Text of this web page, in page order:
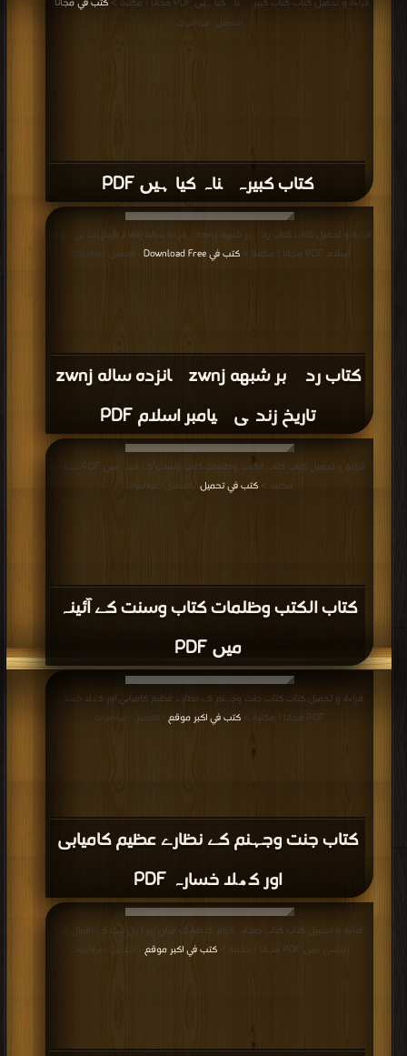
كتاب کبیرہ گناہ کیا ہیں PDF
التحميل : مرة/مرات
كتاب ردی بر شبهه zwnj پانزده ساله zwnj
تاریخ زندگی پیامبر اسلام PDF
قراءة و تحميل كتاب كتاب ردی بر شبهه zwnj پانزده ساله zwnj تاریخ زندگی پیامبر
اسلام PDF مجانا | مكتبة >
كتب في Download Free | التحميل : مرة/مرات
كتاب الكتب وظلمات کتاب وسنت کے آئینہ
میں PDF
قراءة و تحميل كتاب كتاب الكتب وظلمات کتاب وسنت کے آئینہ میں PDF مجانا |
مكتبة > كتب في تحميل | التحميل : مرة/مرات
كتاب جنت وجہنم کے نظارے عظیم کامیابی
اور کھلا خسارہ PDF
قراءة و تحميل كتاب كتاب جنت وجہنم کے نظارے عظیم کامیابی اور کھلا خسارہ
PDF مجانا | مكتبة >
كتب في اكبر موقع | التحميل : مرة/مرات
قراءة و تحميل كتاب كتاب صحابہ کرام کا تعارف قرآن اور اہل بیت کے اقوال کی
روشنی میں PDF مجانا | مكتبة >
كتب في اكبر موقع | التحميل : مرة/مرات